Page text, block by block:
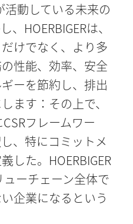
活動している未来の
HOERBIGERは、
けでなく、より多
性能、効率、安全
ーを節約し、排出
ます：その上で、
フレームワー
、特にコミットメ
した。HOERBIGER
ーチェーン全体で
企業になるという